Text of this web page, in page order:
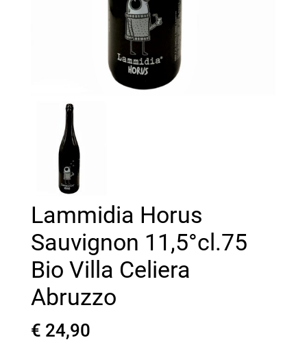
Lammidia Horus
Sauvignon 11,5°cl.75
Bio Villa Celiera
Abruzzo
€ 24,90